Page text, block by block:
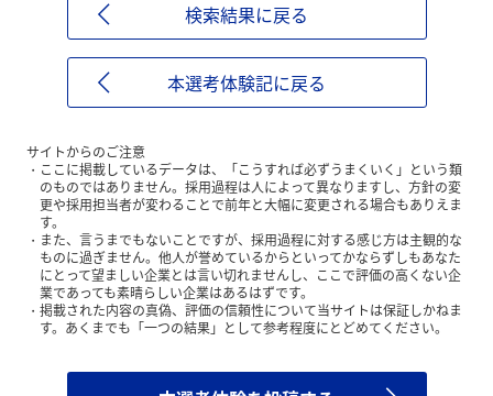
検索結果に戻る
本選考体験記に戻る
サイトからのご注意
ここに掲載しているデータは、「こうすれば必ずうまくいく」という類
のものではありません。採用過程は人によって異なりますし、方針の変
更や採用担当者が変わることで前年と大幅に変更される場合もありえま
す。
また、言うまでもないことですが、採用過程に対する感じ方は主観的な
ものに過ぎません。他人が誉めているからといってかならずしもあなた
にとって望ましい企業とは言い切れませんし、ここで評価の高くない企
業であっても素晴らしい企業はあるはずです。
掲載された内容の真偽、評価の信頼性について当サイトは保証しかねま
す。あくまでも「一つの結果」として参考程度にとどめてください。